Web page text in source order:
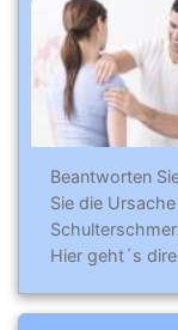
Beantworten
Sie die
Hier geht´s